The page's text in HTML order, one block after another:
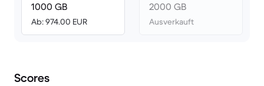
1000 GB
Ab: 974.00 EUR
2000 GB
Ausverkauft
Scores